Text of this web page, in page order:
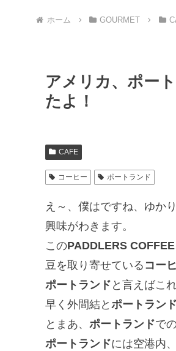
ホーム GOURMET
アメリカ、ポー
たよ！
CAFE
コーヒー ポートランド
え～、僕はですね、ゆか
興味がわきます。
このPADDLERS COFFEE
豆を取り寄せている コー
ポートランド と言えばこ
早く外間結と ポートランド
とまあ、 ポートランドで
ポートランドには空港内